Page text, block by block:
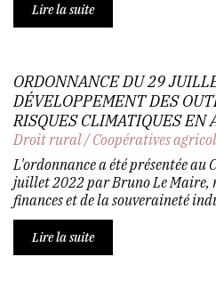
Lire la suite
ORDONNANCE DU 29
DÉVELOPPEMENT DES
RISQUES CLIMATIQUES EN
Droit rural/Coopératives
L'ordonnance a été présentée au
juillet 2022 par Bruno Le Maire,
finances et de la souveraineté
Lire la suite